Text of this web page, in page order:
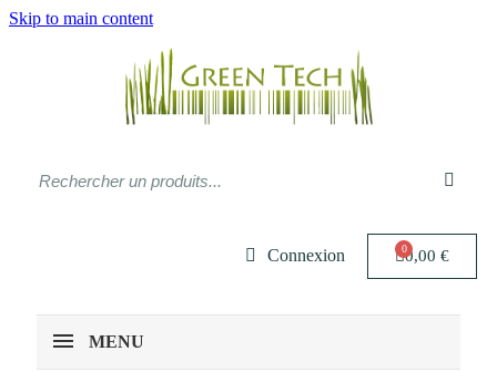
Skip to main content
Connexion 0,00 €
MENU